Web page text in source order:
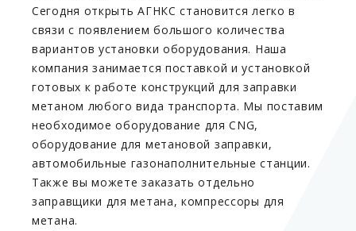
Сегодня открытьАГНКС становится легко в
связи с появлением большого количества
вариантов установки оборудования. Наша
компания занимается поставкой и установкой
готовых к работе конструкций для заправки
метаном любого вида транспорта. Мы поставим
необходимоеоборудование для CNG,
оборудование для метановой заправки,
автомобильные газонаполнительные станции.
Также вы можете заказать отдельно
заправщики для метана, компрессоры для
метана.